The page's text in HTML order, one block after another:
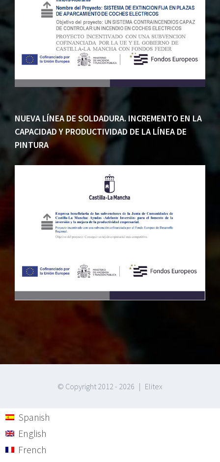
NUEVA LÍNEA DE SOLDADURA. INCREMENTO EN LA
CAPACIDAD Y PRODUCTIVIDAD DE LA LÍNEA DE
PINTURA
© Copyright 2012 - 2026 | Elitex
Spanish
English
French